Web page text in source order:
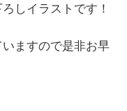
しイラストです！
ますので是非お早